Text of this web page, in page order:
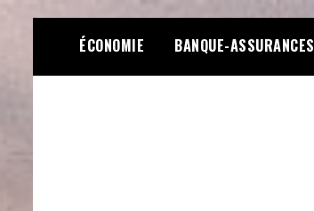
content
ÉCONOMIE BANQUE-ASSURANCES